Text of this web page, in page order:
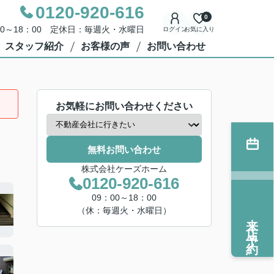
0120-920-616
～18：00 定休日：毎週火・水曜日 ログインお気に入り
0
スタッフ紹介 お客様の声 お問い合わせ
お気軽にお問い合わせください
無料お問い合わせ
株式会社ケーズホーム
0120-920-616
09：00～18：00
（休：毎週火・水曜日）
来店予約